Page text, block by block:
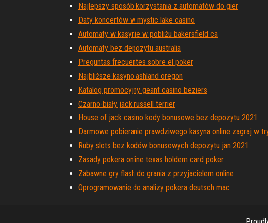
Najlepszy sposób korzystania z automatów do gier
Daty koncertów w mystic lake casino
Automaty w kasynie w pobliżu bakersfield ca
Automaty bez depozytu australia
Preguntas frecuentes sobre el poker
Najbliższe kasyno ashland oregon
Katalog promocyjny geant casino beziers
Czarno-biały jack russell terrier
House of jack casino kody bonusowe bez depozytu 2021
Darmowe pobieranie prawdziwego kasyna online zagraj w
Ruby slots bez kodów bonusowych depozytu jan 2021
Zasady pokera online texas holdem card poker
Zabawne gry flash do grania z przyjacielem online
Oprogramowanie do analizy pokera deutsch mac